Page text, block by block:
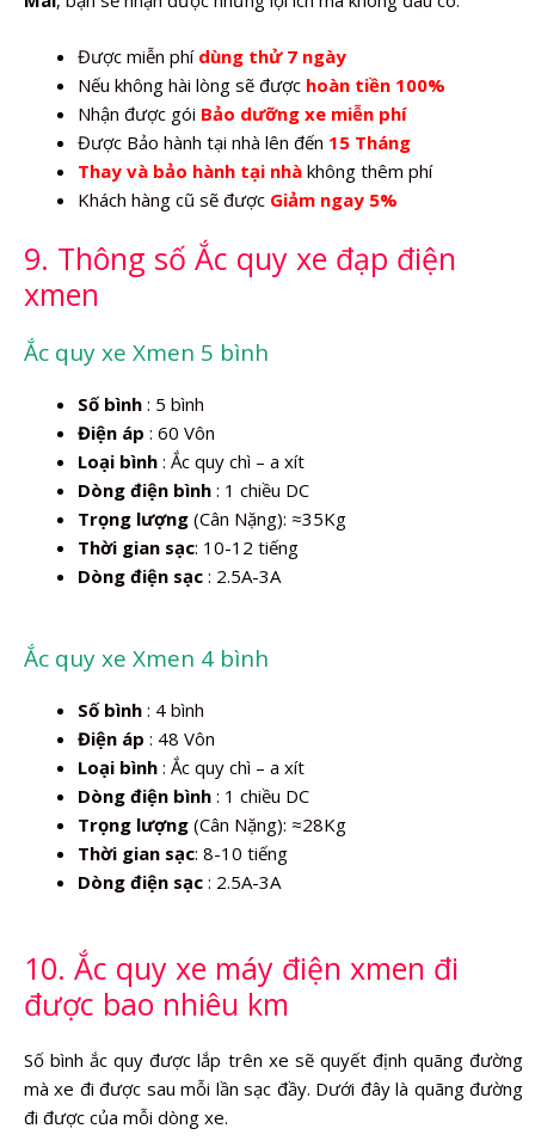
Được miễn phí dùng thử 7 ngày
Nếu không hài lòng sẽ được hoàn tiền 100%
Nhận được gói Bảo dưỡng xe miễn phí
Được Bảo hành tại nhà lên đến 15 Tháng
Thay và bảo hành tại nhà không thêm phí
Khách hàng cũ sẽ được Giảm ngay 5%
9. Thông số Ắc quy xe đạp điện
xmen
Ắc quy xe Xmen 5 bình
Số bình : 5 bình
Điện áp : 60 Vôn
Loại bình : Ắc quy chì – a xít
Dòng điện bình : 1 chiều DC
Trọng lượng (Cân Nặng): ≈35Kg
Thời gian sạc: 10-12 tiếng
Dòng điện sạc : 2.5A-3A
Ắc quy xe Xmen 4 bình
Số bình : 4 bình
Điện áp : 48 Vôn
Loại bình : Ắc quy chì – a xít
Dòng điện bình : 1 chiều DC
Trọng lượng (Cân Nặng): ≈28Kg
Thời gian sạc: 8-10 tiếng
Dòng điện sạc : 2.5A-3A
10. Ắc quy xe máy điện xmen đi
được bao nhiêu km
Số bình ắc quy được lắp trên xe sẽ quyết định quãng đường
mà xe đi được sau mỗi lần sạc đầy. Dưới đây là quãng đường
đi được của mỗi dòng xe.